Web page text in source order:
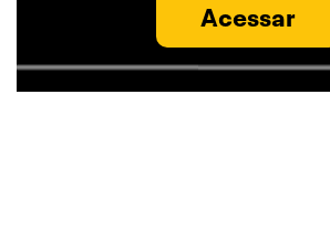
Acessar